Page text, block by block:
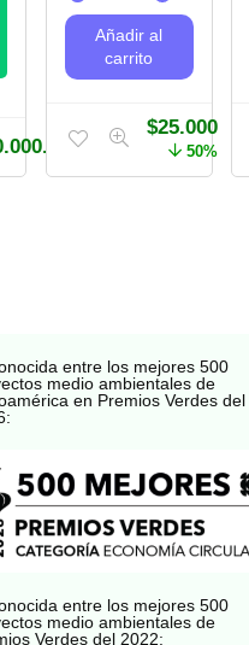
Añadir al
carrito
$25.000
50%
entre los mejores 500
medio ambientales de
en Premios Verdes del
entre los mejores 500
medio ambientales de
Verdes del 2022: